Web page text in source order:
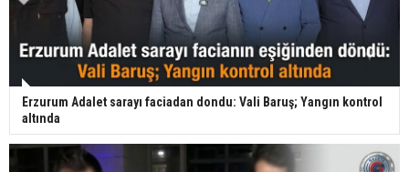
Erzurum Adalet sarayı faciadan dondu: Vali Baruş; Yangın kontrol
altında